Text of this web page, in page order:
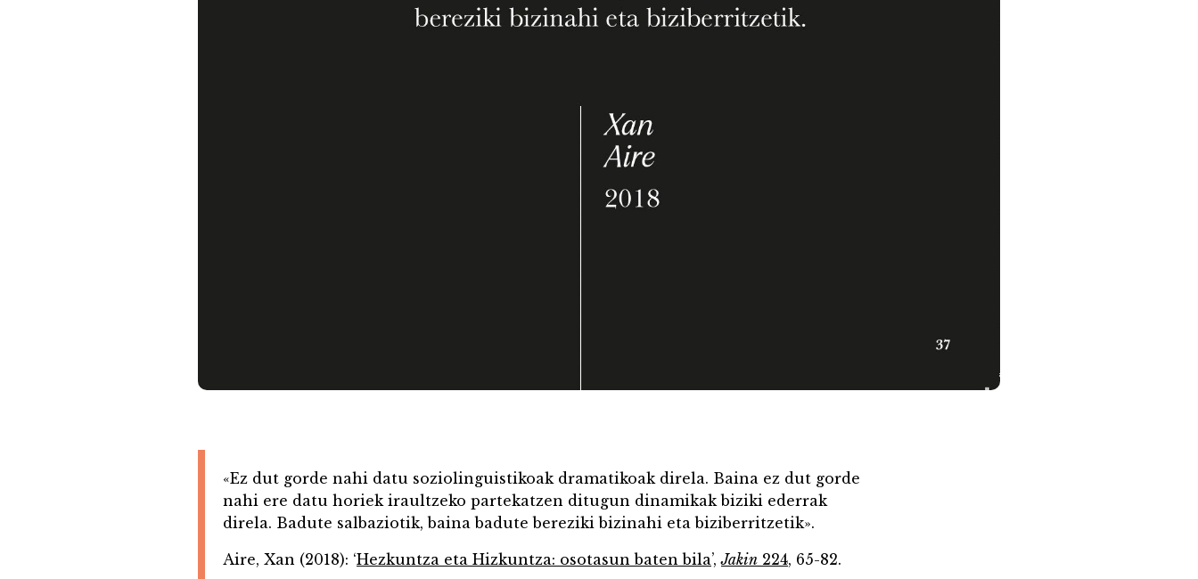
«Ez dut gorde nahi datu soziolinguistikoak dramatikoak direla. Baina ez dut gorde
nahi ere datu horiek iraultzeko partekatzen ditugun dinamikak biziki ederrak
direla. Badute salbaziotik, baina badute bereziki bizinahi eta biziberritzetik».
Aire, Xan (2018): ‘Hezkuntza eta Hizkuntza: osotasun baten bila’,Jakin 224, 65-82.